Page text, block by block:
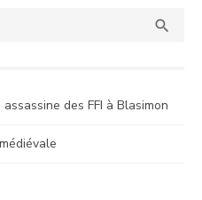

des FFI à Blasimon